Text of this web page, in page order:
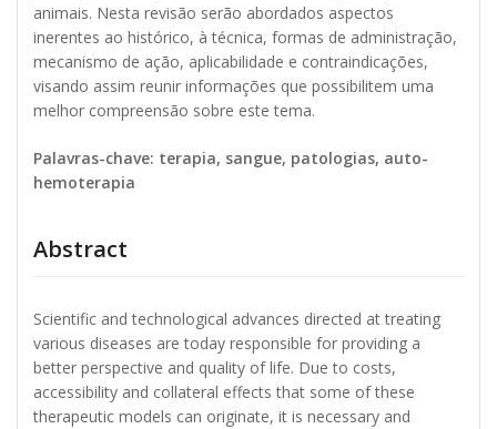
animais. Nesta revisão serão abordados aspectos
inerentes ao histórico, à técnica, formas de administração,
mecanismo de ação, aplicabilidade e contraindicações,
visando assim reunir informações que possibilitem uma
melhor compreensão sobre este tema.
Palavras-chave: terapia, sangue, patologias, auto-
hemoterapia
Abstract
Scientific and technological advances directed at treating
various diseases are today responsible for providing a
better perspective and quality of life. Due to costs,
accessibility and collateral effects that some of these
therapeutic models can originate, it is necessary and